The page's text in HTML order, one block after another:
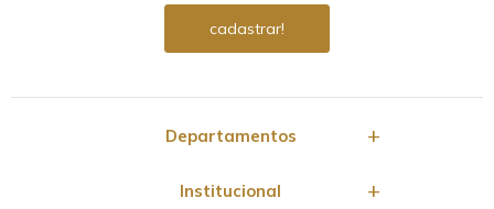
Departamentos
Institucional